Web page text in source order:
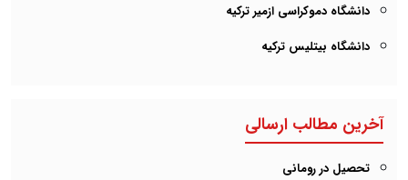
دانشگاه دموکراسی ازمیر ترکیه
دانشگاه بیتلیس ترکیه
آخرین مطالب ارسالی
تحصیل در رومانی